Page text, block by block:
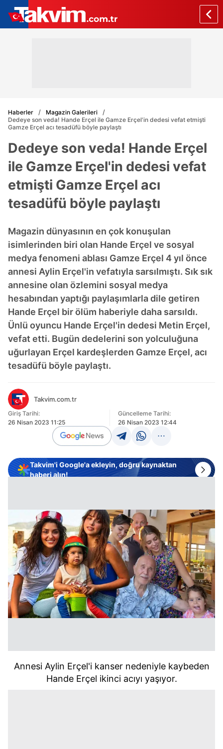
Haberler
Magazin Galerileri
Dedeye son veda! Hande Erçel ile Gamze Erçel'in dedesi vefat etmişti
Gamze Erçel acı tesadüfü böyle paylaştı
Dedeye son veda! Hande Erçel
ile Gamze Erçel'in dedesi vefat
etmişti Gamze Erçel acı
tesadüfü böyle paylaştı
Magazin dünyasının en çok konuşulan
isimlerinden biri olan Hande Erçel ve sosyal
medya fenomeni ablası Gamze Erçel 4 yıl önce
annesi Aylin Erçel'in vefatıyla sarsılmıştı. Sık sık
annesine olan özlemini sosyal medya
hesabından yaptığı paylaşımlarla dile getiren
Hande Erçel bir ölüm haberiyle daha sarsıldı.
Ünlü oyuncu Hande Erçel'in dedesi Metin Erçel,
vefat etti. Bugün dedelerini son yolculuğuna
uğurlayan Erçel kardeşlerden Gamze Erçel, acı
tesadüfü böyle paylaştı.
Takvim.com.tr
Giriş Tarihi:
26 Nisan 2023 11:25
Güncelleme Tarihi:
26 Nisan 2023 12:44
Takvim'i Google'a ekleyin, doğru kaynaktan
haberi alın!
Annesi Aylin Erçel'i kanser nedeniyle kaybeden
Hande Erçel ikinci acıyı yaşıyor.